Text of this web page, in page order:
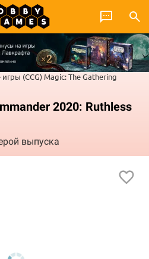
(CCG) Magic: The Gathering
2020: Ruthless
выпуска